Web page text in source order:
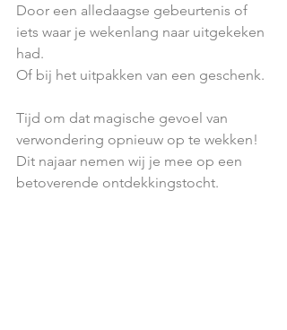
Door een alledaagse gebeurtenis of
iets waar je wekenlang naar uitgekeken
had.
Of bij het uitpakken van een geschenk.
Tijd om dat magische gevoel van
verwondering opnieuw op te wekken!
Dit najaar nemen wij je mee op een
betoverende ontdekkingstocht.